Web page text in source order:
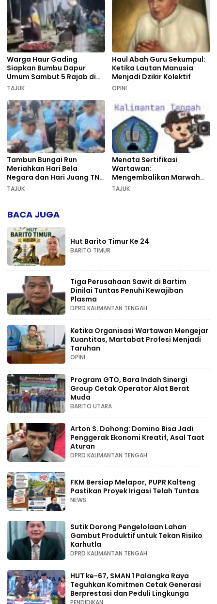
Warga Haur Gading
Siapkan Bumbu Dapur
Umum Sambut 5 Rajab di
Sekumpul
TAJUK
Haul Abah Guru Sekumpul:
Ketika Lautan Manusia
Menjadi Dzikir Kolektif
OPINI
Tambun Bungai Run
Meriahkan Hari Bela
Negara dan Hari Juang TNI
AD di Palangka Raya
TAJUK
Menata Sertifikasi
Wartawan:
Mengembalikan Marwah
Pers dan Keadilan
TAJUK
BACA JUGA
Hut Barito Timur Ke 24
BARITO TIMUR
Tiga Perusahaan Sawit di Bartim
Dinilai Tuntas Penuhi Kewajiban
Plasma
DPRD KALIMANTAN TENGAH
Ketika Organisasi Wartawan Mengejar
Kuantitas, Martabat Profesi Menjadi
Taruhan
OPINI
Program GTO, Bara Indah Sinergi
Group Cetak Operator Alat Berat
Muda
BARITO UTARA
Arton S. Dohong: Domino Bisa Jadi
Penggerak Ekonomi Kreatif, Asal Taat
Aturan
DPRD KALIMANTAN TENGAH
FKM Bersiap Melapor, PUPR Kalteng
Pastikan Proyek Irigasi Telah Tuntas
NEWS
Sutik Dorong Pengelolaan Lahan
Gambut Produktif untuk Tekan Risiko
Karhutla
DPRD KALIMANTAN TENGAH
HUT ke-67, SMAN 1 Palangka Raya
Teguhkan Komitmen Cetak Generasi
Berprestasi dan Peduli Lingkunga